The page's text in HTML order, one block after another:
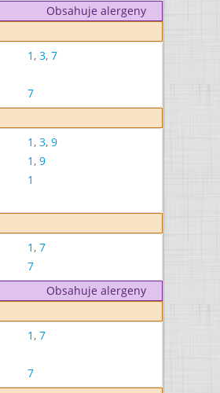
Obsahuje alergeny
1, 3, 7
7
1, 3, 9
1, 9
1
1, 7
7
Obsahuje alergeny
1, 7
7